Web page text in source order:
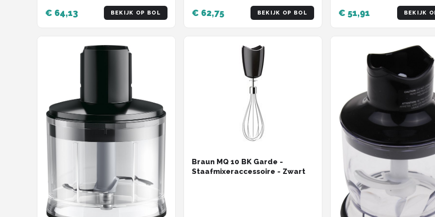
€ 64,13 BEKIJK OP BOL € 62,75 BEKIJK OP BOL € 51,91 BEKIJK
Braun MQ 10 BK Garde -
Staafmixeraccessoire - Zwart